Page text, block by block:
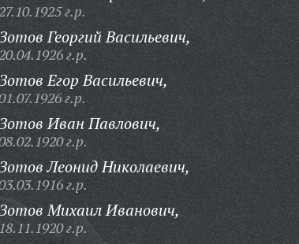
г.р.
Георгий Васильевич,
г.р.
Егор Васильевич,
г.р.
Иван Павлович,
г.р.
Леонид Николаевич,
г.р.
Михаил Иванович,
18.11.1920 г.р.